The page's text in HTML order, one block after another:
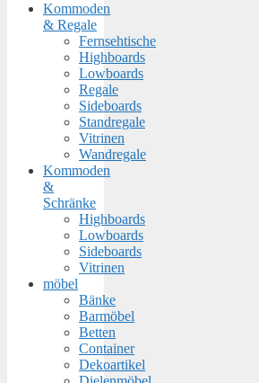
Kommoden
& Regale
Fernsehtische
Highboards
Lowboards
Regale
Sideboards
Standregale
Vitrinen
Wandregale
Kommoden
&
Schränke
Highboards
Lowboards
Sideboards
Vitrinen
möbel
Bänke
Barmöbel
Betten
Container
Dekoartikel